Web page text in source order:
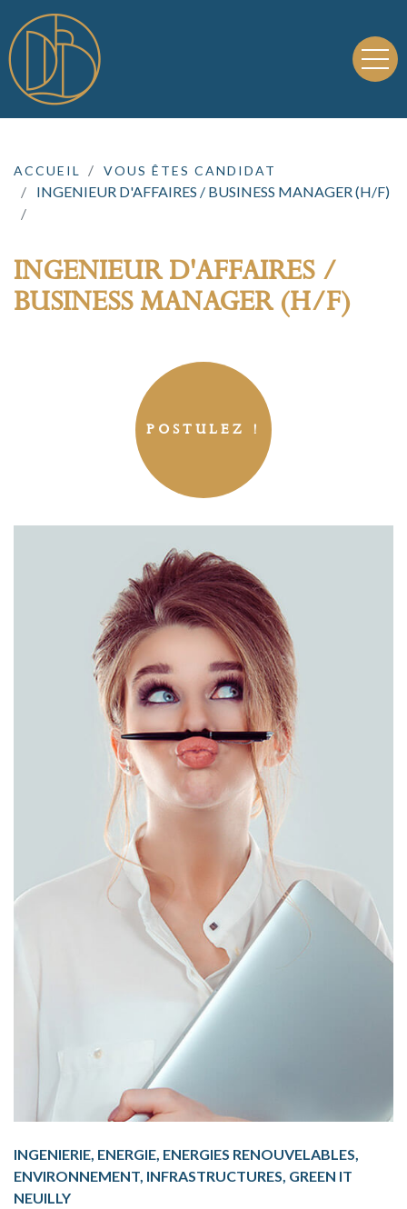
ACCUEIL VOUS ÊTES CANDIDAT
INGENIEUR D'AFFAIRES / BUSINESS MANAGER (H/F)
INGENIEUR D'AFFAIRES /
BUSINESS MANAGER (H/F)
POSTULEZ !
INGENIERIE, ENERGIE, ENERGIES RENOUVELABLES,
ENVIRONNEMENT, INFRASTRUCTURES, GREEN IT
NEUILLY